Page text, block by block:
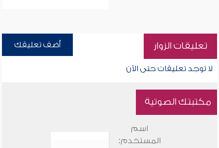
تعليقات الزوار أضف تعليقك
لا توجد تعليقات حتى الآن
مكتبتك الصوتية
اسم
المستخدم: